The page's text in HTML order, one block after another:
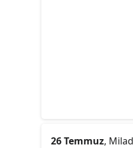
26 Temmuz,